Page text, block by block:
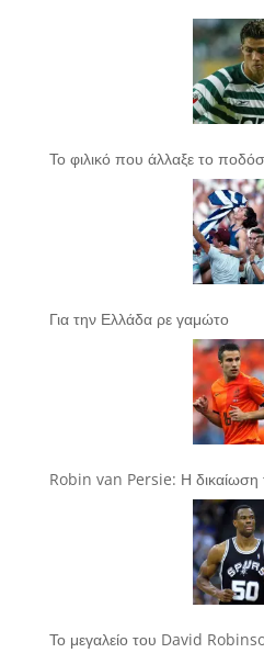
Το φιλικό που άλλαξε το
Για την Ελλάδα ρε γαμώτο
Robin van Persie: Η δικαίωση
Το μεγαλείο του David